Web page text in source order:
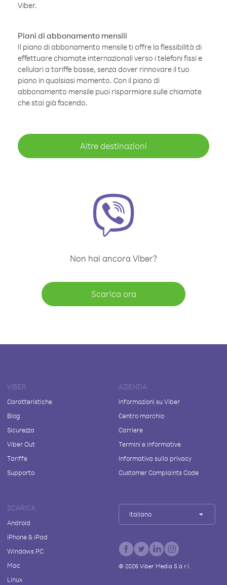
Viber.
Piani di abbonamento mensili
Il piano di abbonamento mensile ti offre la flessibilità di
effettuare chiamate internazionali verso i telefoni fissi e
cellulari a tariffe basse, senza dover rinnovare il tuo
piano in qualsiasi momento. Con il piano di
abbonamento mensile puoi risparmiare sulle chiamate
che stai già facendo.
Altre destinazioni
Non hai ancora Viber?
Scarica ora
VIBER
Caratteristiche
Blog
Sicurezza
Viber Out
Tariffe
Supporto
AZIENDA
Informazioni su Viber
Centro marchio
Carriere
Termini e informative
Informativa sulla privacy
Customer Complaints Code
SCARICA
Android
iPhone & iPad
Windows PC
Mac
Linux
Italiano
© 2026Viber Media S.à r.l.